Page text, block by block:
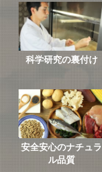
科学研究の裏付け
安全安心のナチュラ
ル品質